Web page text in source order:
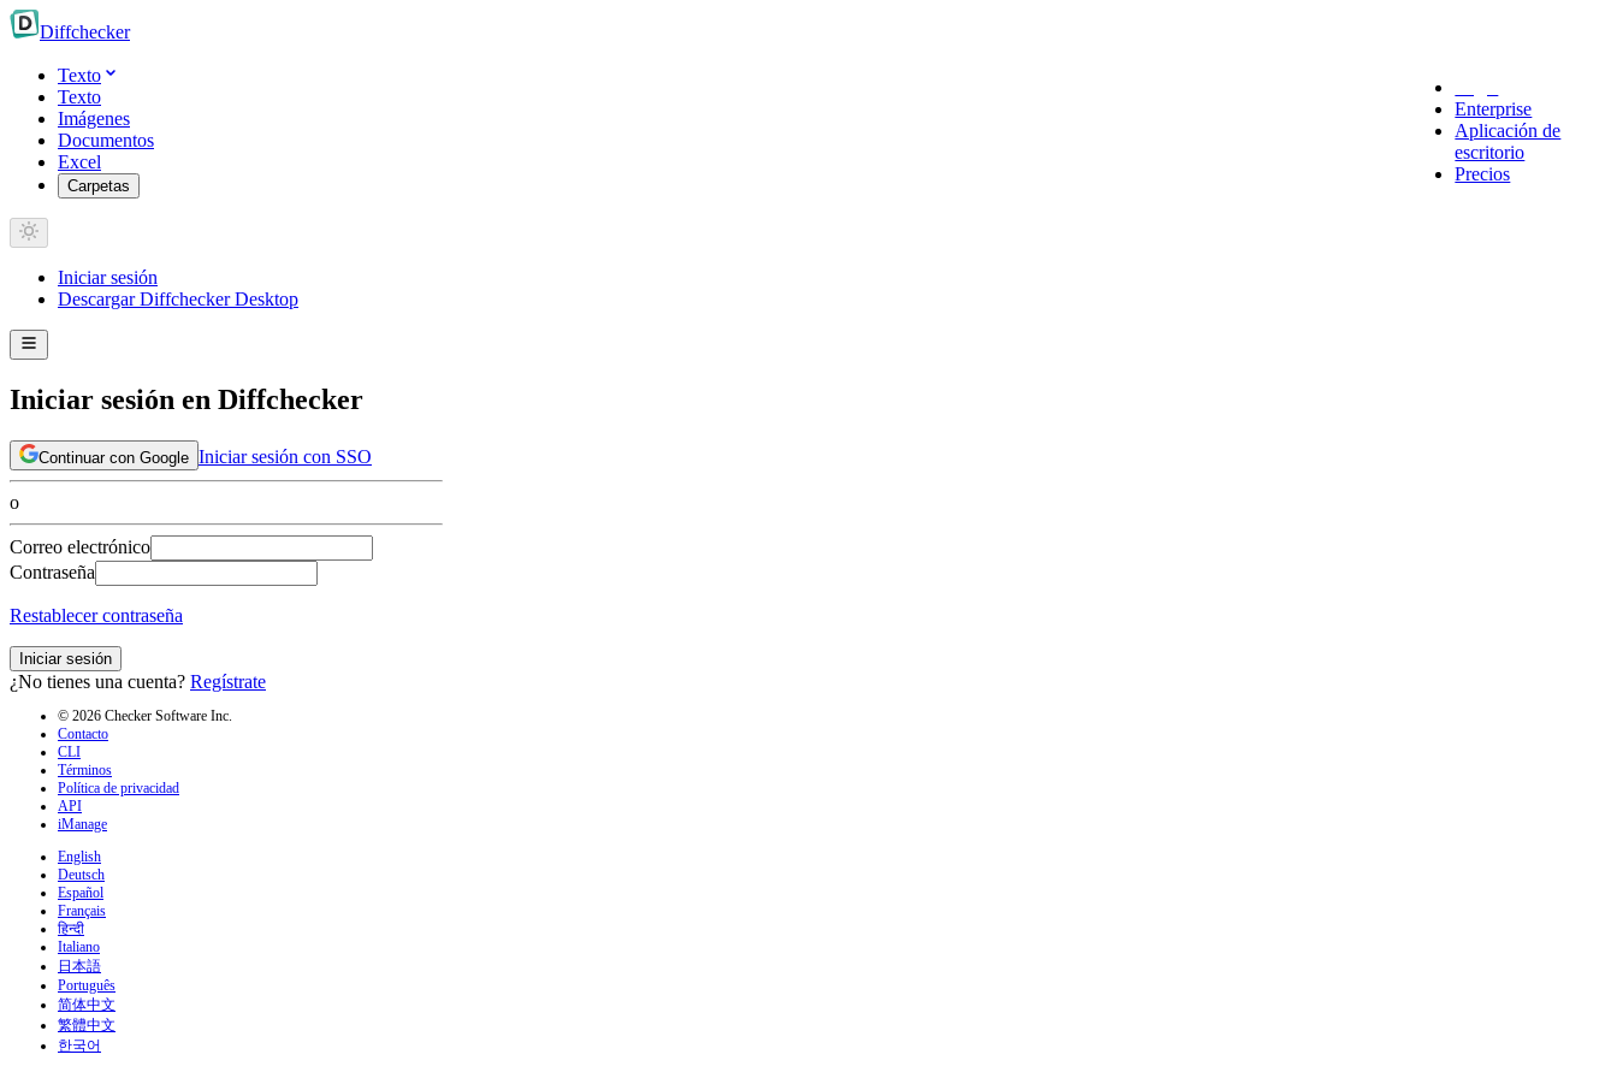
Diffchecker
Texto
Texto
Imágenes
Documentos
Excel
Carpetas
Enterprise
Aplicación de
escritorio
Precios
Iniciar sesión
Descargar Diffchecker Desktop
Iniciar sesión en Diffchecker
Continuar con Google Iniciar sesión con SSO
o
Correo electrónico
Contraseña
Restablecer contraseña
Iniciar sesión
¿No tienes una cuenta? Regístrate
© 2026 Checker Software Inc.
Contacto
CLI
Términos
Política de privacidad
API
iManage
English
Deutsch
Español
Français
हिन्दी
Italiano
日本語
Português
简体中文
繁體中文
한국어